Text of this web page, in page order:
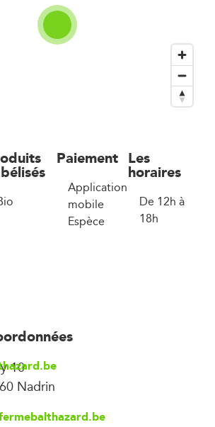
Paiement
Application
mobile
Espèce
Les
horaires
De 12h à
18h
10
Nadrin